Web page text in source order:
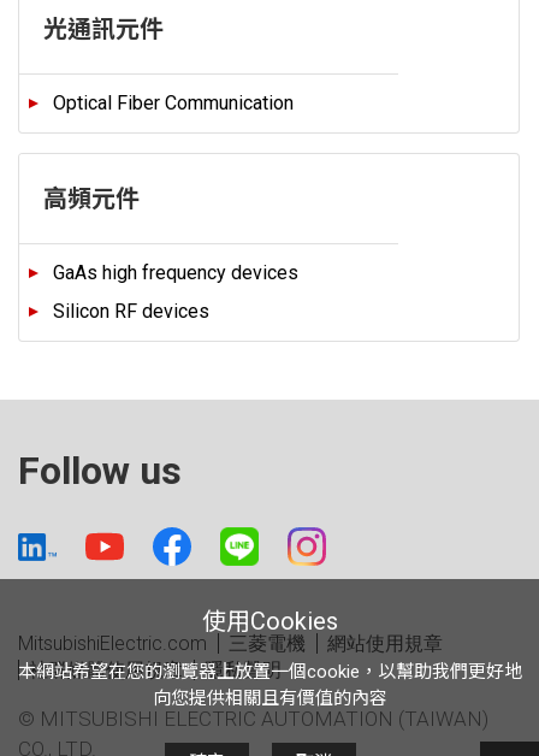
光通訊元件
Optical Fiber Communication
高頻元件
GaAs high frequency devices
Silicon RF devices
Follow us
MitsubishiElectric.com 三菱電機
網站使用規章
社群媒體使用規章
隱私聲明
© MITSUBISHI ELECTRIC AUTOMATION (TAIWAN)
CO., LTD.
使用Cookies
本網站希望在您的瀏覽器上放置一個cookie，以幫助我們更好地
向您提供相關且有價值的內容